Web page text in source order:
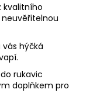
kvalitního
hýčká
rukavic
doplňkem pro